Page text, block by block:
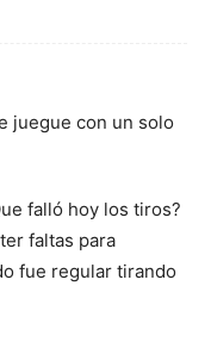
juegue con un solo
falló hoy los tiros?
faltas para
fue regular tirando